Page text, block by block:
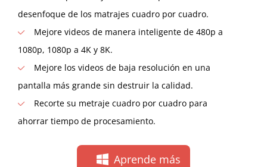
desenfoque de los matrajes cuadro por cuadro.
Mejore videos de manera inteligente de 480p a
1080p, 1080p a 4K y 8K.
Mejore los videos de baja resolución en una
pantalla más grande sin destruir la calidad.
Recorte su metraje cuadro por cuadro para
ahorrar tiempo de procesamiento.
Aprende más